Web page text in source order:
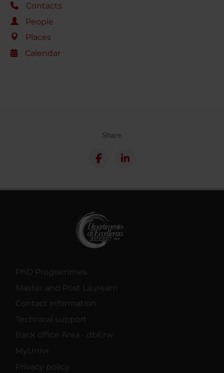
Contacts
People
Places
Calendar
Share
PhD Programmes
Master and Post Lauream
Contact information
Technical support
Back office Area - dbErw
MyUnivr
Privacy policy